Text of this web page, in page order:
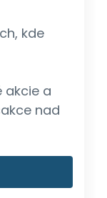
kde
akcie a
nad